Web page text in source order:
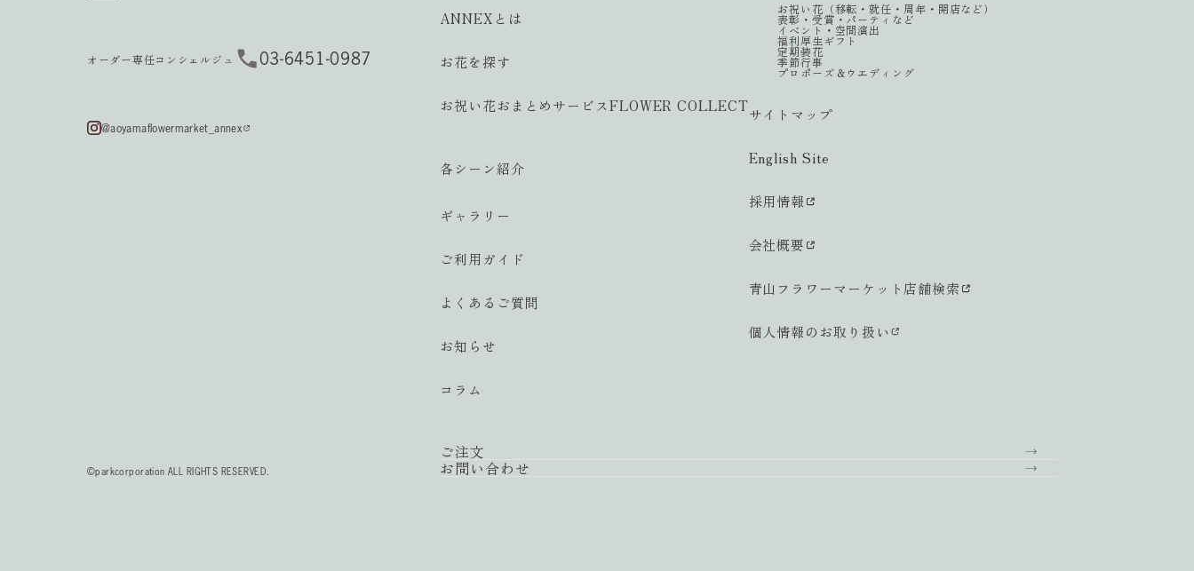
オーダー専任コンシェルジュ 03-6451-0987
@aoyamaflowermarket_annex
ANNEXとは
お花を探す
お祝い花おまとめサービスFLOWER COLLECT
各シーン紹介
ギャラリー
ご利用ガイド
よくあるご質問
お知らせ
コラム
お祝い花（移転・就任・周年・開店など）
表彰・受賞・パーティなど
イベント・空間演出
福利厚生ギフト
定期装花
季節行事
プロポーズ＆ウエディング
サイトマップ
English Site
採用情報
会社概要
青山フラワーマーケット店舗検索
個人情報のお取り扱い
ご注文
お問い合わせ
©parkcorporation ALL RIGHTS RESERVED.